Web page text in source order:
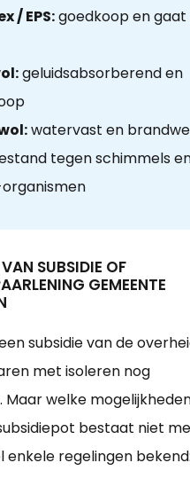
/ EPS:goedkoop en gaat
geluidsabsorberend en
watervast en
tegen schimmels
SUBSIDIE OF
GEMEENTE
subsidie van de
met isoleren nog
Maar welke
bestaat niet
enkele regelingen bekend: